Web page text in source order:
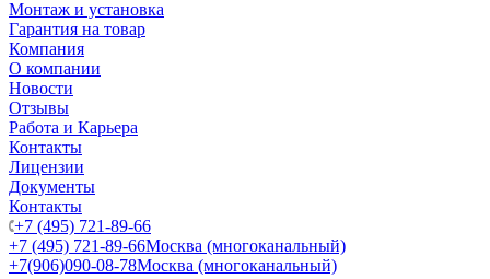
Монтаж и установка
Гарантия на товар
Компания
О компании
Новости
Отзывы
Работа и Карьера
Контакты
Лицензии
Документы
Контакты
+7 (495) 721-89-66
+7 (495) 721-89-66Москва (многоканальный)
+7(906)090-08-78Москва (многоканальный)